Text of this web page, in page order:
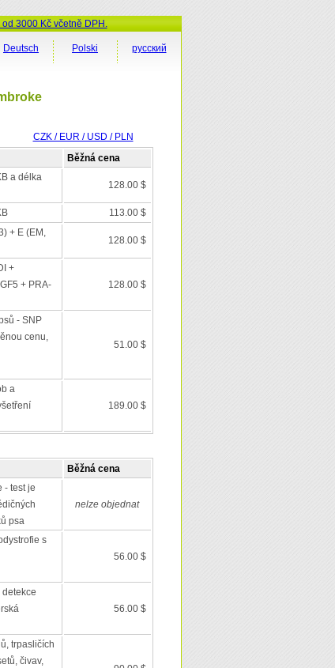
3000 Kč včetně DPH.
русский
Polski
Deutsch
CZK / EUR / USD / PLN
Běžná cena
a délka
128.00 $
113.00 $
+ E (EM,
128.00 $
+
+ PRA-
128.00 $
- SNP
cenu,
51.00 $
a
189.00 $
Běžná cena
- test je
psa
nelze objednat
s
56.00 $
56.00 $
trpasličích
čivav,